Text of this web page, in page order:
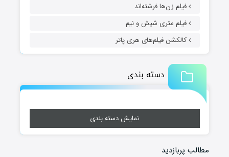
فیلم زن‌ها فرشته‌اند
فیلم متری شیش و نیم
کالکشن فیلم‌های هری پاتر
دسته بندی
نمایش دسته بندی
مطالب پربازدید